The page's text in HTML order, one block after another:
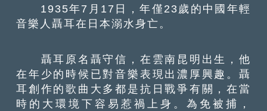
1935年7月17日，年僅23歲的中國年輕
音樂人聶耳在日本溺水身亡。
聶耳原名聶守信，在雲南昆明出生，他
在年少的時候已對音樂表現出濃厚興趣。聶
耳創作的歌曲大多都是抗日戰爭有關，在當
時的大環境下容易惹禍上身。為免被捕，